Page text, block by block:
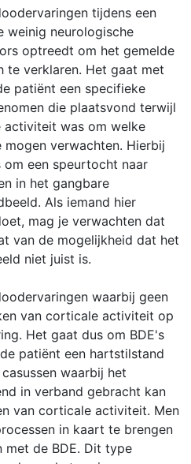
tijdens een
weinig neurologische
optreedt om het gemelde
te verklaren. Het gaat met
patiënt een specifieke
die plaatsvond terwijl
was om welke
verwachten. Hierbij
een speurtocht naar
in het gangbare
Als iemand hier
mag je verwachten dat
van de mogelijkheid dat het
niet juist is.
waarbij geen
van corticale activiteit op
Het gaat dus om BDE's
patiënt een hartstilstand
waarbij het
in verband gebracht kan
van corticale activiteit. Men
in kaart te brengen
met de BDE. Dit type